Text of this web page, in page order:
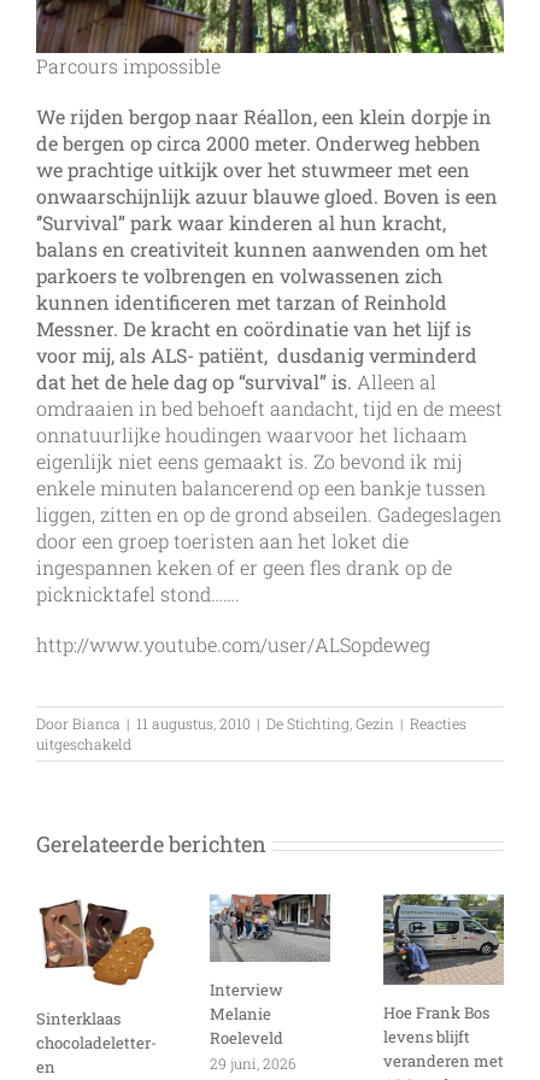
Parcours impossible
We rijden bergop naar Réallon, een klein dorpje in
de bergen op circa 2000 meter. Onderweg hebben
we prachtige uitkijk over het stuwmeer met een
onwaarschijnlijk azuur blauwe gloed. Boven is een
‘’Survival” park waar kinderen al hun kracht,
balans en creativiteit kunnen aanwenden om het
parkoers te volbrengen en volwassenen zich
kunnen identificeren met tarzan of Reinhold
Messner. De kracht en coördinatie van het lijf is
voor mij, als ALS- patiënt, dusdanig verminderd
dat het de hele dag op “survival” is. Alleen al
omdraaien in bed behoeft aandacht, tijd en de meest
onnatuurlijke houdingen waarvoor het lichaam
eigenlijk niet eens gemaakt is. Zo bevond ik mij
enkele minuten balancerend op een bankje tussen
liggen, zitten en op de grond abseilen. Gadegeslagen
door een groep toeristen aan het loket die
ingespannen keken of er geen fles drank op de
picknicktafel stond…….
http://www.youtube.com/user/ALSopdeweg
DoorBianca | 11 augustus, 2010 | De Stichting Gezin | Reacties
uitgeschakeld
“Survival”
Gerelateerde berichten
Sinterklaas
chocoladeletter-
en
Interview
Melanie
Roeleveld
29 juni, 2026
Hoe Frank Bos
levens blijft
veranderen met